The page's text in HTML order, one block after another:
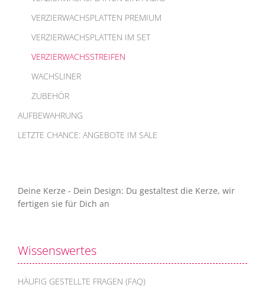
VERZIERWACHSPLATTEN PREMIUM
VERZIERWACHSPLATTEN IM SET
VERZIERWACHSSTREIFEN
WACHSLINER
ZUBEHÖR
AUFBEWAHRUNG
LETZTE CHANCE: ANGEBOTE IM SALE
Deine Kerze - Dein Design: Du gestaltest die Kerze, wir
fertigen sie für Dich an
Wissenswertes
HÄUFIG GESTELLTE FRAGEN (FAQ)